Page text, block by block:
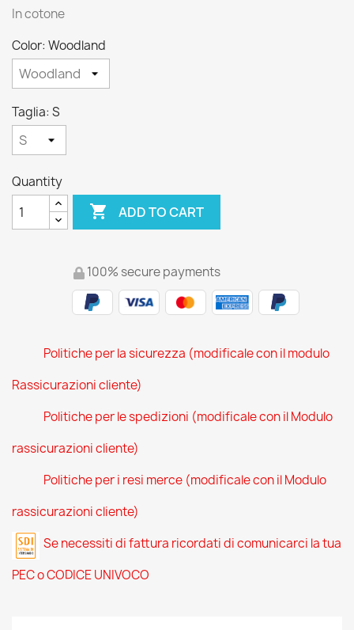
In cotone
Color: Woodland
Taglia: S
Quantity
 ADD TO CART
100% secure payments
Politiche per la sicurezza (modificale con il modulo
Rassicurazioni cliente)
Politiche per le spedizioni (modificale con il Modulo
rassicurazioni cliente)
Politiche per i resi merce (modificale con il Modulo
rassicurazioni cliente)
Se necessiti di fattura ricordati di comunicarci la tua
PEC o CODICE UNIVOCO